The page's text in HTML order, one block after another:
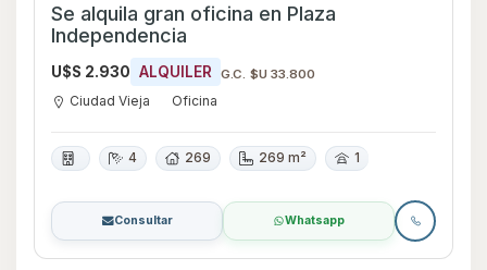
Se alquila gran oficina en Plaza
Independencia
U$S 2.930 ALQUILER G.C. $U 33.800
Ciudad Vieja Oficina
4 269 269 m² 1
Consultar Whatsapp